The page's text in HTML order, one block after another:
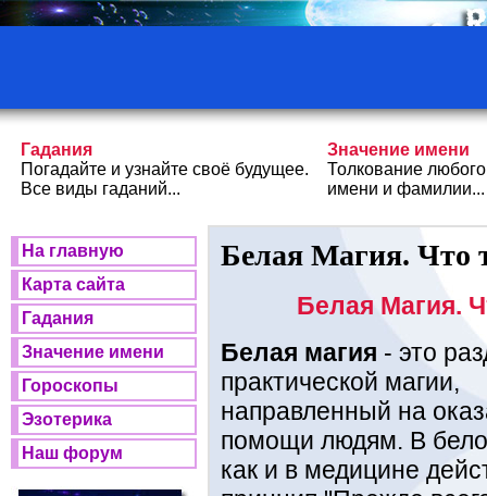
Гадания
Погадайте и узнайте своё будущее.
Все виды гаданий...
Значение имени
Толкование любого
имени и фамилии...
На главную
Карта сайта
Гадания
Значение имени
Гороскопы
Эзотерика
Наш форум
Белая Магия. Что
Белая Магия.
Белая магия - это
практической магии,
направленный на
помощи людям. В
как и в медицине